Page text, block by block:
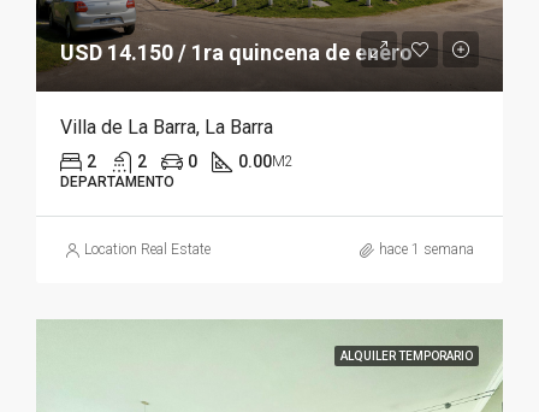
USD 14.150 / 1ra quincena de enero
Villa de La Barra, La Barra
2 2 0 0.00M2
DEPARTAMENTO
Location Real Estate hace 1 semana
ALQUILER TEMPORARIO